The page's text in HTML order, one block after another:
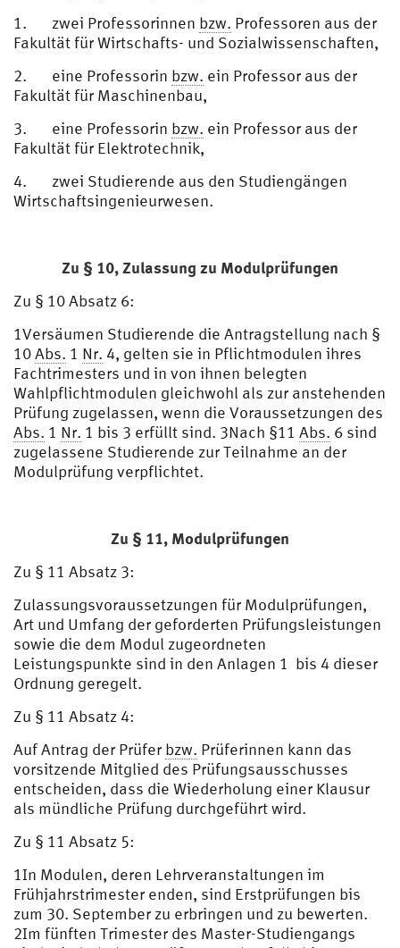
1. zwei Professorinnen bzw. Professoren aus der
Fakultät für Wirtschafts- und Sozialwissenschaften,
2. eine Professorin bzw. ein Professor aus der
Fakultät für Maschinenbau,
3. eine Professorin bzw. ein Professor aus der
Fakultät für Elektrotechnik,
4. zwei Studierende aus den Studiengängen
Wirtschaftsingenieurwesen.
Zu § 10,Zulassung zu Modulprüfungen
Zu § 10 Absatz 6:
1Versäumen Studierende die Antragstellung nach §
10Abs. 1 Nr. 4, gelten sie in Pflichtmodulen ihres
Fachtrimesters und in von ihnen belegten
Wahlpflichtmodulen gleichwohl als zur anstehenden
Prüfung zugelassen, wenn die Voraussetzungen des
Abs. 1 Nr. 1 bis 3 erfüllt sind. 3Nach §11 Abs. 6 sind
zugelassene Studierende zur Teilnahme an der
Modulprüfung verpflichtet.
Zu § 11, Modulprüfungen
Zu § 11 Absatz 3:
Zulassungsvoraussetzungen für Modulprüfungen,
Art und Umfang der geforderten Prüfungsleistungen
sowie die dem Modul zugeordneten
Leistungspunkte sind in den Anlagen 1 bis 4 dieser
Ordnung geregelt.
Zu § 11 Absatz 4:
Auf Antrag der Prüfer bzw. Prüferinnen kann das
vorsitzende Mitglied des Prüfungsausschusses
entscheiden, dass die Wiederholung einer Klausur
als mündliche Prüfung durchgeführt wird.
Zu § 11 Absatz 5:
1In Modulen, deren Lehrveranstaltungen im
Frühjahrstrimester enden, sind Erstprüfungen bis
zum 30. September zu erbringen und zu bewerten.
2Im fünften Trimester des Master-Studiengangs